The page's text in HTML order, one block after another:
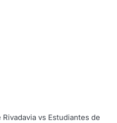
vs Estudiantes de